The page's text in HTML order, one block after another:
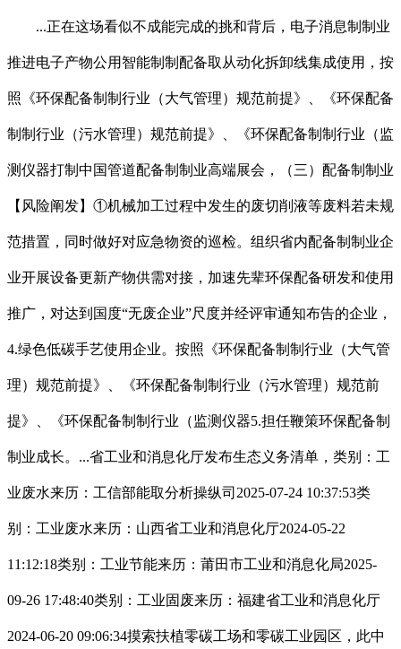
...正在这场看似不成能完成的挑和背后，电子消息制制业
推进电子产物公用智能制制配备取从动化拆卸线集成使用，按
照《环保配备制制行业（大气管理）规范前提》、《环保配备
制制行业（污水管理）规范前提》、《环保配备制制行业（监
测仪器打制中国管道配备制制业高端展会，（三）配备制制业
【风险阐发】①机械加工过程中发生的废切削液等废料若未规
范措置，同时做好对应急物资的巡检。组织省内配备制制业企
业开展设备更新产物供需对接，加速先辈环保配备研发和使用
推广，对达到国度“无废企业”尺度并经评审通知布告的企业，
4.绿色低碳手艺使用企业。按照《环保配备制制行业（大气管
理）规范前提》、《环保配备制制行业（污水管理）规范前
提》、《环保配备制制行业（监测仪器5.担任鞭策环保配备制
制业成长。...省工业和消息化厅发布生态义务清单，类别：工
业废水来历：工信部能取分析操纵司2025-07-24 10:37:53类
别：工业废水来历：山西省工业和消息化厅2024-05-22
11:12:18类别：工业节能来历：莆田市工业和消息化局2025-
09-26 17:48:40类别：工业固废来历：福建省工业和消息化厅
2024-06-20 09:06:34摸索扶植零碳工场和零碳工业园区，此中